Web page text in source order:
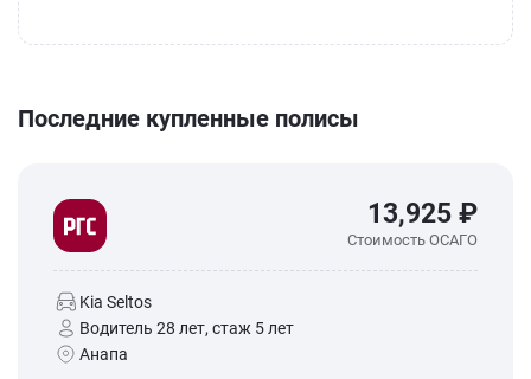
Последние купленные полисы
13,925 ₽
Стоимость ОСАГО
Kia Seltos
Водитель 28 лет, стаж 5 лет
Анапа